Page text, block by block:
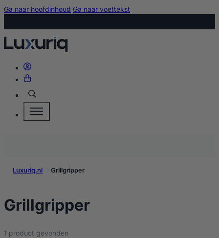
Ga naar hoofdinhoud Ga naar voettekst
Zoeken
Luxuriq.nl Grillgripper
Grillgripperkopen
1 product gevonden